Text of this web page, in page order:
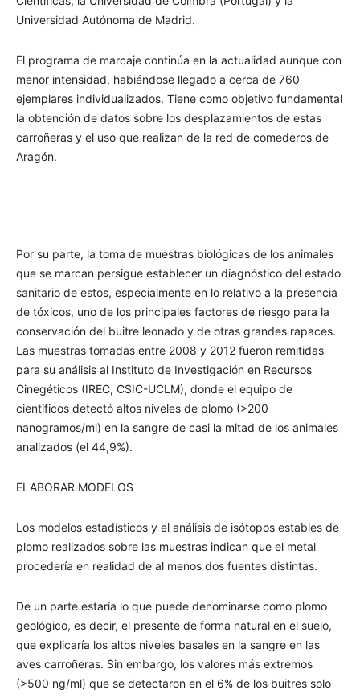
Universidad Autónoma de Madrid.
El programa de marcaje continúa en la actualidad aunque con
menor intensidad, habiéndose llegado a cerca de 760
ejemplares individualizados. Tiene como objetivo fundamental
la obtención de datos sobre los desplazamientos de estas
carroñeras y el uso que realizan de la red de comederos de
Aragón.
Por su parte, la toma de muestras biológicas de los animales
que se marcan persigue establecer un diagnóstico del estado
sanitario de estos, especialmente en lo relativo a la presencia
de tóxicos, uno de los principales factores de riesgo para la
conservación del buitre leonado y de otras grandes rapaces.
Las muestras tomadas entre 2008 y 2012 fueron remitidas
para su análisis al Instituto de Investigación en Recursos
Cinegéticos (IREC, CSIC-UCLM), donde el equipo de
científicos detectó altos niveles de plomo (>200
nanogramos/ml) en la sangre de casi la mitad de los animales
analizados (el 44,9%).
ELABORAR MODELOS
Los modelos estadísticos y el análisis de isótopos estables de
plomo realizados sobre las muestras indican que el metal
procedería en realidad de al menos dos fuentes distintas.
De un parte estaría lo que puede denominarse como plomo
geológico, es decir, el presente de forma natural en el suelo,
que explicaría los altos niveles basales en la sangre en las
aves carroñeras. Sin embargo, los valores más extremos
(>500 ng/ml) que se detectaron en el 6% de los buitres solo